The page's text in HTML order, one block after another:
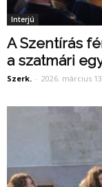
Interjú
A Szentírás
a szatmári
Szerk. - 2026. március 13.